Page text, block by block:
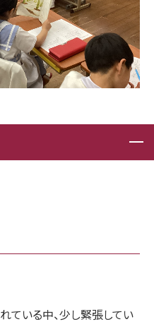
ている中、少し緊張してい